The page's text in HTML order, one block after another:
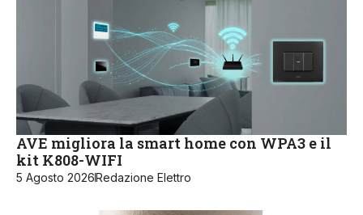
AVE migliora la smart home con WPA3 e il
kit K808-WIFI
5 Agosto 2026Redazione Elettro